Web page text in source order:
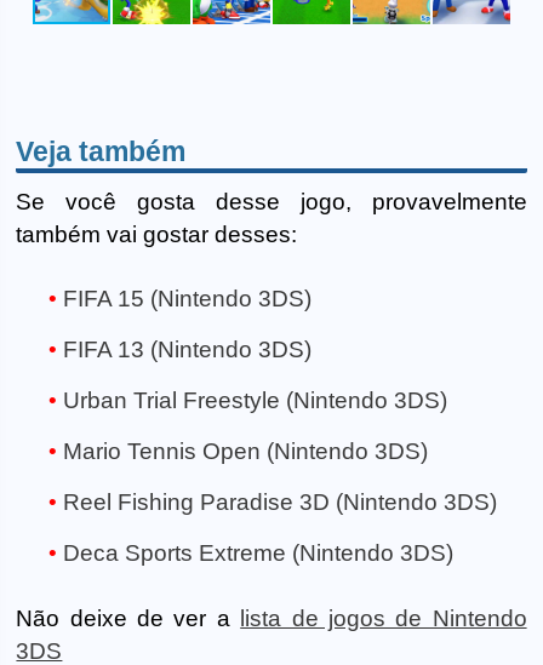
Veja também
Se você gosta desse jogo, provavelmente
também vai gostar desses:
FIFA 15 (Nintendo 3DS)
FIFA 13 (Nintendo 3DS)
Urban Trial Freestyle (Nintendo 3DS)
Mario Tennis Open (Nintendo 3DS)
Reel Fishing Paradise 3D (Nintendo 3DS)
Deca Sports Extreme (Nintendo 3DS)
Não deixe de ver a
lista de jogos de Nintendo
3DS